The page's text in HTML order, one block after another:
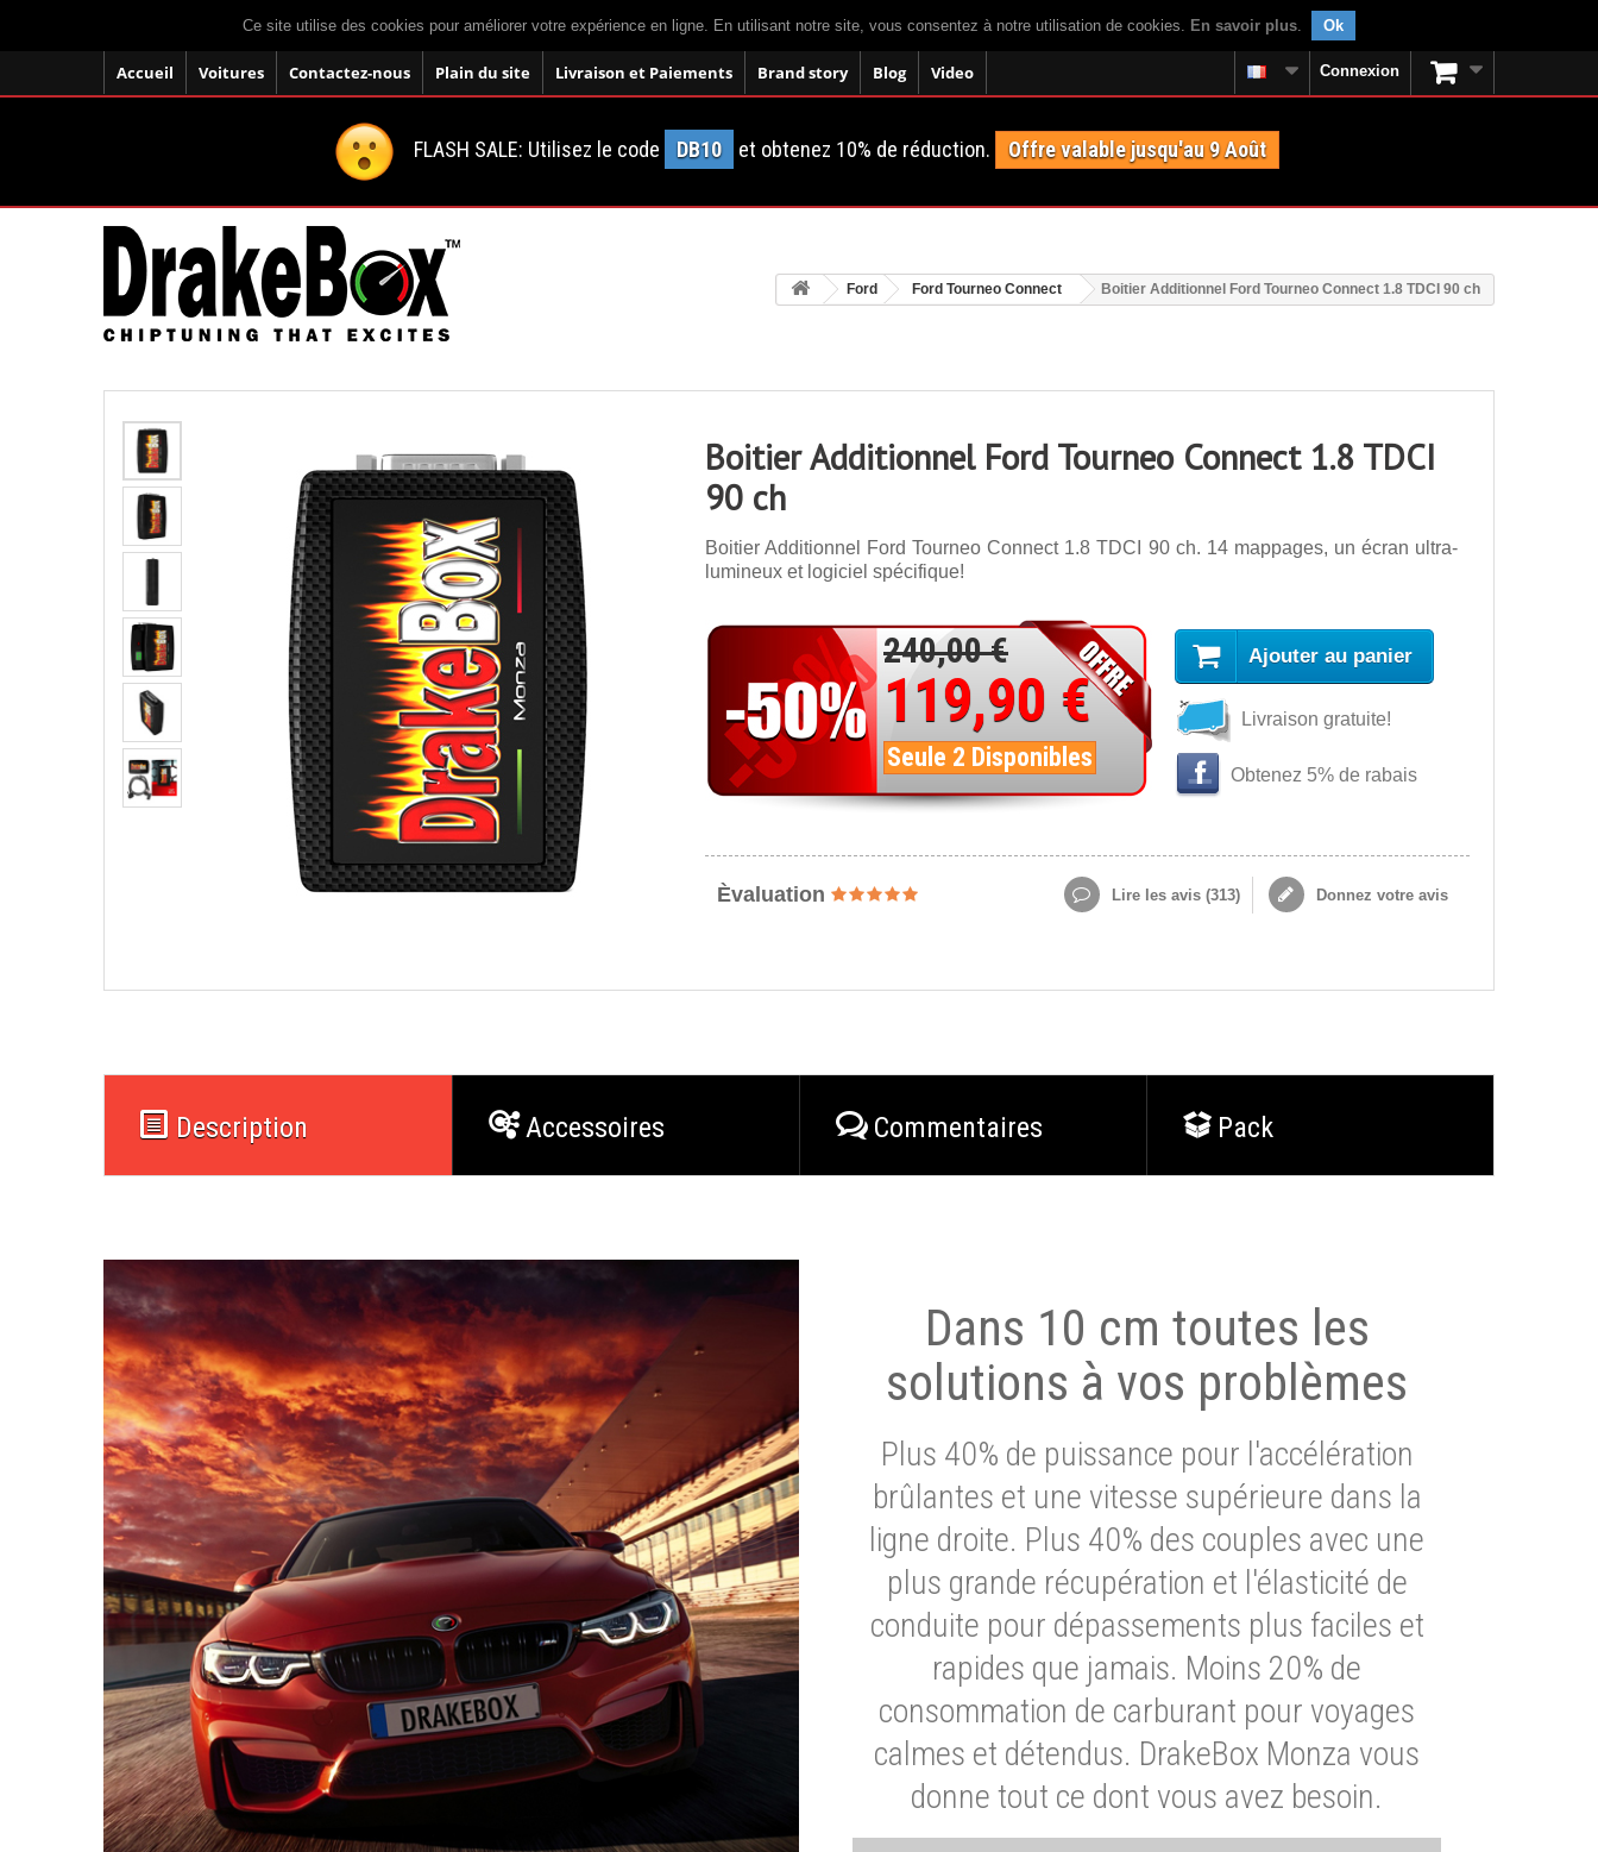
Ce site utilise des cookies pour améliorer votre expérience en ligne. En utilisant notre site, vous consentez à notre utilisation de cookies. En savoir plus. Ok
Accueil Voitures Contactez-nous Plain du site Livraison et Paiements Brand story Blog Video Connexion
FLASH SALE: Utilisez le code DB10 et obtenez 10% de réduction. Offre valable jusqu'au 9 Août
Ford Ford Tourneo Connect Boitier Additionnel Ford Tourneo Connect 1.8 TDCI 90 ch
Boitier Additionnel Ford Tourneo Connect 1.8 TDCI
90 ch
Boitier Additionnel Ford Tourneo Connect 1.8 TDCI 90 ch. 14 mappages, un écran ultra-
lumineux et logiciel spécifique!
240,00 €
119,90 €
Seule 2 Disponibles
Ajouter au panier
Livraison gratuite!
Obtenez 5% de rabais
Èvaluation Lire les avis (313) Donnez votre avis
Description Accessoires Commentaires Pack
Dans 10 cm toutes les
solutions à vos problèmes
Plus 40% de puissance pour l'accélération
brûlantes et une vitesse supérieure dans la
ligne droite. Plus 40% des couples avec une
plus grande récupération et l'élasticité de
conduite pour dépassements plus faciles et
rapides que jamais. Moins 20% de
consommation de carburant pour voyages
calmes et détendus. DrakeBox Monza vous
donne tout ce dont vous avez besoin.